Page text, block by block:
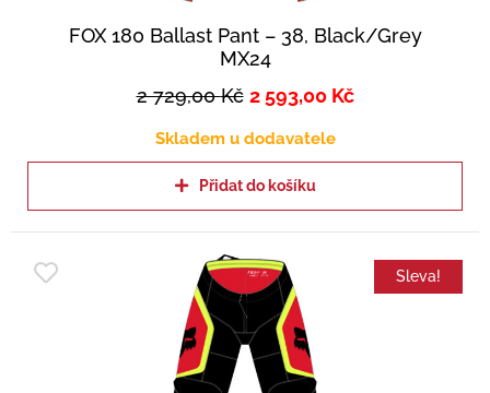
FOX 180 Ballast Pant – 38, Black/Grey
MX24
2 729,00Kč 2 593,00 Kč
Skladem u dodavatele
Přidat do košíku
Sleva!